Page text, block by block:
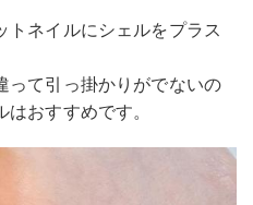
トネイルにシェルをプラス
って引っ掛かりがでないの
おすすめです。